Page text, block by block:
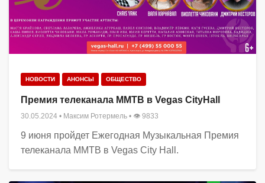
НОВОСТИ АНОНСЫ ОБЩЕСТВО
Премия телеканала ММТВ в Vegas CityHall
30.05.2024 • Максим Ротермель • 👁 9833
9 июня пройдет Ежегодная Музыкальная Премия
телеканала ММТВ в Vegas City Hall.